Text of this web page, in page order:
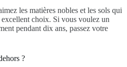
les matières nobles et les sols qui
choix. Si vous voulez un
pendant dix ans, passez votre
?